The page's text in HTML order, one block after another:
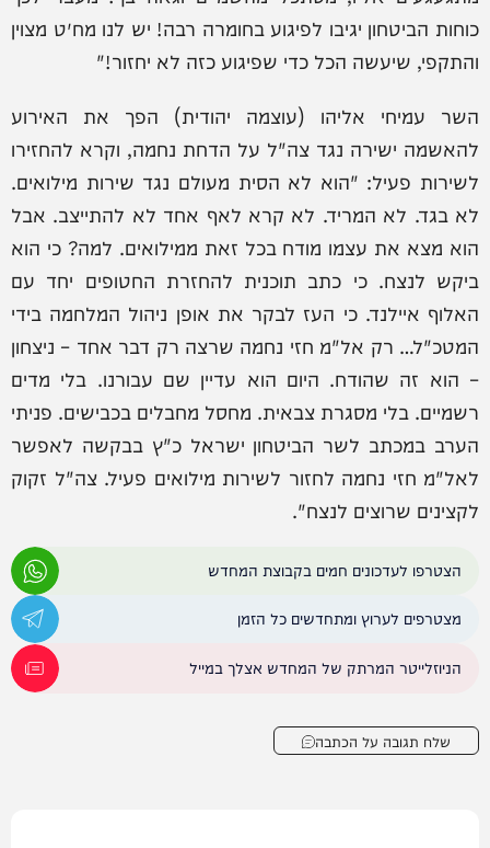
כוחות הביטחון יגיבו לפיגוע בחומרה רבה! יש לנו מח״ט מצוין
והתקפי, שיעשה הכל כדי שפיגוע כזה לא יחזור!"
השר עמיחי אליהו (עוצמה יהודית) הפך את האירוע
להאשמה ישירה נגד צה"ל על הדחת נחמה, וקרא להחזירו
לשירות פעיל: "הוא לא הסית מעולם נגד שירות מילואים.
לא בגד. לא המריד. לא קרא לאף אחד לא להתייצב. אבל
הוא מצא את עצמו מודח בכל זאת ממילואים. למה? כי הוא
ביקש לנצח. כי כתב תוכנית להחזרת החטופים יחד עם
האלוף איילנד. כי העז לבקר את אופן ניהול המלחמה בידי
המטכ"ל… רק אל"מ חזי נחמה שרצה רק דבר אחד – ניצחון
– הוא זה שהודח. היום הוא עדיין שם עבורנו. בלי מדים
רשמיים. בלי מסגרת צבאית. מחסל מחבלים בכבישים. פניתי
הערב במכתב לשר הביטחון ישראל כ"ץ בבקשה לאפשר
לאל"מ חזי נחמה לחזור לשירות מילואים פעיל. צה"ל זקוק
לקצינים שרוצים לנצח".
הצטרפו לעדכונים חמים בקבוצת המחדש
מצטרפים לערוץ ומתחדשים כל הזמן
הניוזלייטר המרתק של המחדש אצלך במייל
שלח תגובה על הכתבה